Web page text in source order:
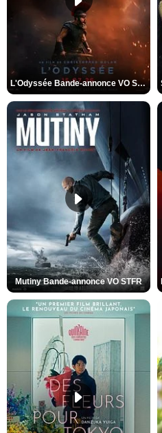
L'Odyssée Bande-annonce VO STFR
Mutiny Bande-annonce VO STFR